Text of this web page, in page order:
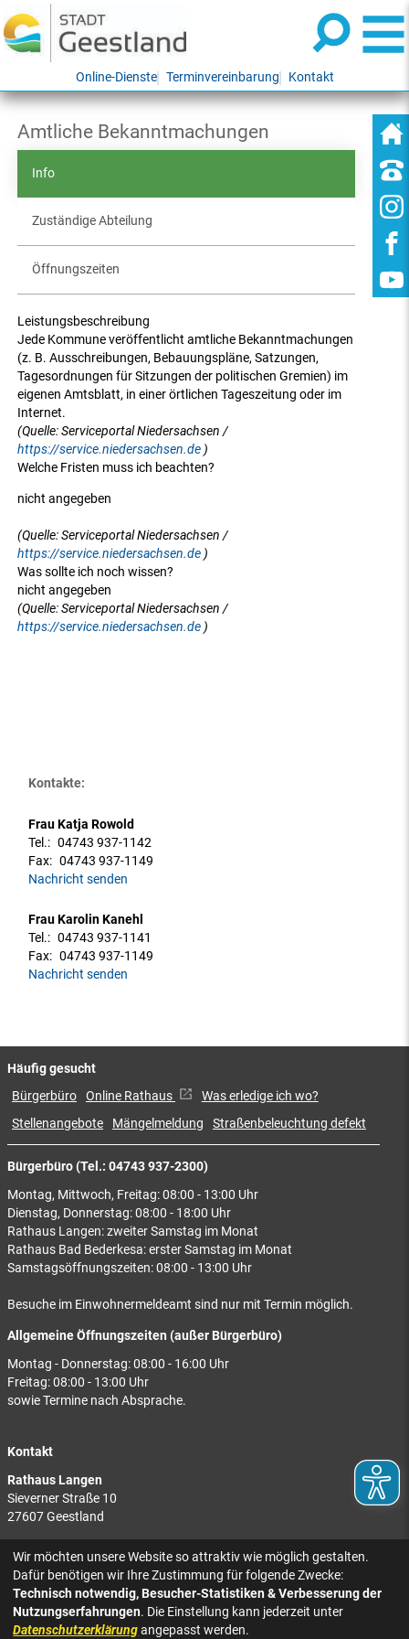
Online-Dienste Terminvereinbarung Kontakt
Amtliche Bekanntmachungen
Info
Zuständige Abteilung
Öffnungszeiten
Leistungsbeschreibung
Jede Kommune veröffentlicht amtliche Bekanntmachungen
(z. B. Ausschreibungen, Bebauungspläne, Satzungen,
Tagesordnungen für Sitzungen der politischen Gremien) im
eigenen Amtsblatt, in einer örtlichen Tageszeitung oder im
Internet.
(Quelle: Serviceportal Niedersachsen /
https://service.niedersachsen.de )
Welche Fristen muss ich beachten?
nicht angegeben
(Quelle: Serviceportal Niedersachsen /
https://service.niedersachsen.de )
Was sollte ich noch wissen?
nicht angegeben
(Quelle: Serviceportal Niedersachsen /
https://service.niedersachsen.de )
Kontakte:
Frau Katja Rowold
Tel.: 04743 937-1142
Fax: 04743 937-1149
Nachricht senden
Frau Karolin Kanehl
Tel.: 04743 937-1141
Fax: 04743 937-1149
Nachricht senden
Bürgerbüro (Tel.: 04743 937-2300)
Montag, Mittwoch, Freitag: 08:00 - 13:00 Uhr
Dienstag, Donnerstag: 08:00 - 18:00 Uhr
Rathaus Langen: zweiter Samstag im Monat
Rathaus Bad Bederkesa: erster Samstag im Monat
Samstagsöffnungszeiten: 08:00 - 13:00 Uhr
Besuche im Einwohnermeldeamt sind nur mit Termin möglich.
Allgemeine Öffnungszeiten (außer Bürgerbüro)
Montag - Donnerstag: 08:00 - 16:00 Uhr
Freitag: 08:00 - 13:00 Uhr
sowie Termine nach Absprache.
Kontakt
Rathaus Langen
Sieverner Straße 10
27607 Geestland
Rathaus Bad Bederkesa
Am Markt 8
27624 Geestland
Tel.: 04743 937-2300
Häufig gesucht
Bürgerbüro Online Rathaus
Was erledige ich wo?
Stellenangebote
Mängelmeldung Straßenbeleuchtung defekt
Wir möchten unsere Website so attraktiv wie möglich gestalten.
Dafür benötigen wir Ihre Zustimmung für folgende Zwecke:
Technisch notwendig, Besucher-Statistiken & Verbesserung der
Nutzungserfahrungen. Die Einstellung kann jederzeit unter
Datenschutzerklärungangepasst werden.